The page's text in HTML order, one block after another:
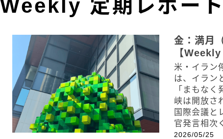
Weekly 定期レポー
金：満月
【
米・イラン
は、イラン
「まもな
峡は開放さ
国際会議
官発言相次
2026/05/25